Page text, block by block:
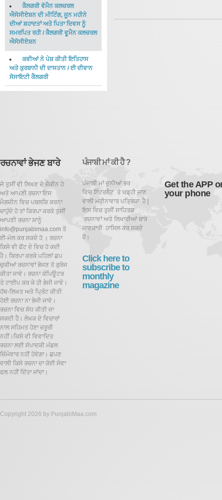
ਕੈਲਗਰੀ ਵੋਮੈਨ ਕਲਚਰਲ
ਐਸੋਸੀਏਸ਼ਨ ਦੀ ਮੀਟਿੰਗ, ਜੂਨ ਮਹੀਨੇ
ਦੀਆਂ ਸ਼ਹਾਦਤਾਂ ਅਤੇ ਪਿਤਾ ਦਿਵਸ ਨੂੰ
ਸਮਰਪਿਤ ਰਹੀ/ ਕੈਲਗਰੀ ਵੂਮੈਨ ਕਲਚਰਲ
ਐਸੋਸੀਏਸ਼ਨ
ਕਵੀਆਂ ਨੇ ਪੇਸ਼ ਕੀਤੀ ਇਤਿਹਾਸ
ਅਤੇ ਕੁਰਬਾਨੀ ਦੀ ਦਾਸਤਾਨ/ਈ ਦੀਵਾਨ
ਸੋਸਾਇਟੀ ਕੈਲਗਰੀ
ਰਚਨਾਵਾਂ ਭੇਜਣ ਬਾਰੇ
ਜੇ ਤੁਸੀਂ ਵੀ ਲਿਖਣ ਦੇ ਸ਼ੌਕੀਨ ਹੋ
ਅਤੇ ਆਪਣੀ ਰਚਨਾ ਇਸ
ਮੈਗਜ਼ੀਨ ਵਿਚ ਪਬਲਸ਼ਿ ਕਰਨਾ
ਚਾਹੁੰਦੇ ਹੋ ਤਾਂ ਕਿਰਪਾ ਕਰਕੇ ਤੁਸੀਂ
ਆਪਣੀ ਰਚਨਾ ਸਾਨੂੰ
info@punjabimaa.com ਤੇ
ਈ-ਮੇਲ ਕਰ ਸਕਦੇ ਹੋ । ਰਚਨਾ
ਕਿਸੇ ਵੀ ਫੋਂਟ ਦੇ ਵਿਚ ਹੋ ਕਦੀ
ਹੈ। ਕਿਰਪਾ ਕਰਕੇ ਪਹਿਲਾਂ ਛਪ
ਚੁਕੀਆਂ ਰਚਨਾਵਾਂ ਭੇਜਣ ਤੋ ਗੁਰੇਜ
ਕੀਤਾ ਜਾਵੇ। ਰਚਨਾ ਕੰਪਿਊਟਰ
ਤੇ ਟਾਈਪ ਕਰ ਕੇ ਹੀ ਭੇਜੀ ਜਾਵੇ।
ਹੱਥ-ਲਿਖਤ ਅਤੇ ਪ੍ਰਿੰਟ ਕੀਤੀ
ਹੋਈ ਰਚਨਾ ਨਾ ਭੇਜੀ ਜਾਵੇ।
ਰਚਨਾ ਵਿਚ ਸੋਧ ਕੀਤੀ ਜਾ
ਸਕਦੀ ਹੈ। ਲੇਖਕ ਦੇ ਵਿਚਾਰਾਂ
ਨਾਲ ਸਹਿਮਤ ਹੋਣਾ ਜ਼ਰੂਰੀ
ਨਹੀਂ।ਕਿਸੇ ਵੀ ਵਿਵਾਦਿਤ
ਰਚਨਾ ਲਈ ਸੰਪਾਦਕੀ ਮੰਡਲ
ਜ਼ਿੰਮੇਵਾਰ ਨਹੀਂ ਹੋਵੇਗਾ। ਛਪਣ
ਵਾਲੀ ਕਿਸੇ ਰਚਨਾ ਦਾ ਕੋਈ ਸੇਵਾ
ਫਲ ਨਹੀਂ ਦਿੱਤਾ ਜਾਂਦਾ।
ਪੰਜਾਬੀ ਮਾਂ ਕੀ ਹੈ ?
ਪੰਜਾਬੀ ਮਾਂ ਦੁਨੀਆਂ ਭਰ
ਵਿਚ ਇੰਟਰਨੈਟ ਤੇ ਪਡ਼੍ਹੀ ਜਾਣ
ਵਾਲੀ ਮਹੀਨਾਵਾਰ ਪਤ੍ਰਿਕਾ ਹੈ |
ਇਸ ਵਿਚ ਤੁਸੀਂ ਸਾਹਿਤਕ
ਰਚਨਾਵਾਂ ਅਤੇ ਲਿਖਾਰੀਆਂ ਬਾਰੇ
ਜਾਣਕਾਰੀ ਹਾਸਿਲ ਕਰ ਸਕਦੇ
ਹੋ।
Click here to
subscribe to
monthly
magazine
Get the APP
your phone
Copyright 2026 by PunjabiMaa.com